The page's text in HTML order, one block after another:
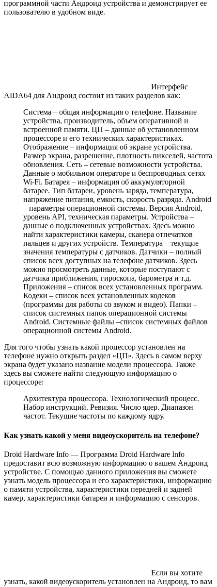
программной части Андроид устройства и демонстрирует ее
пользователю в удобном виде.
Интерфейс
AIDA64 для Андроид состоит из таких разделов как:
Система – общая информация о телефоне. Название
устройства, производитель, объем оперативной и
встроенной памяти. ЦП – данные об установленном
процессоре и его технических характеристиках.
Отображение – информация об экране устройства.
Размер экрана, разрешение, плотность пикселей, частота
обновления. Сеть – сетевые возможности устройства.
Данные о мобильном операторе и беспроводных сетях
Wi-Fi. Батарея – информация об аккумуляторной
батарее. Тип батареи, уровень заряда, температура,
напряжение питания, емкость, скорость разряда. Android
– параметры операционной системы. Версия Android,
уровень API, техническая параметры. Устройства –
данные о подключенных устройствах. Здесь можно
найти характеристики камеры, сканера отпечатков
пальцев и других устройств. Температура – текущие
значения температуры с датчиков. Датчики – полный
список всех доступных на телефоне датчиков. Здесь
можно просмотреть данные, которые поступают с
датчика приближения, гироскопа, барометра и т.д.
Приложения – список всех установленных программ.
Кодеки – список всех установленных кодеков
(программы для работы со звуком и видео). Папки –
список системных папок операционной системы
Android. Системные файлы –список системных файлов
операционной системы Android.
Для того чтобы узнать какой процессор установлен на
телефоне нужно открыть раздел «ЦП». Здесь в самом верху
экрана будет указано название модели процессора. Также
здесь вы сможете найти следующую информацию о
процессоре:
Архитектура процессора. Технологический процесс.
Набор инструкций. Ревизия. Число ядер. Диапазон
частот. Текущие частоты по каждому ядру.
Как узнать какой у меня видеоускоритель на телефоне?
Droid Hardware Info — Программа Droid Hardware Info
предоставит всю возможную информацию о вашем Андроид
устройстве. С помощью данного приложения вы сможете
узнать модель процессора и его характеристики, информацию
о памяти устройства, характеристики передней и задней
камер, характеристики батареи и информацию с сенсоров.
Если вы хотите
узнать, какой видеоускоритель установлен на Андроид, то вам